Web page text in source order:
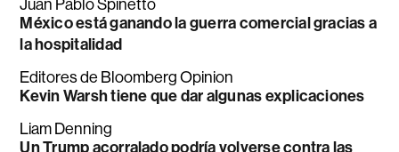
Juan Pablo Spinetto
México está ganando la guerra comercial gracias a
la hospitalidad
Editores de Bloomberg Opinion
Kevin Warsh tiene que dar algunas explicaciones
Liam Denning
Un Trump acorralado podría volverse contra las